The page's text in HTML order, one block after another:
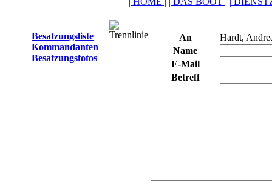
Besatzungsliste
Kommandanten
Besatzungsfotos
An
Hardt,
Name
E-Mail
Betreff